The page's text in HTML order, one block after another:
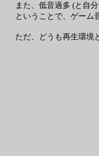
また、低音過多 (と自
ということで、ゲーム
ただ、どうも再生環境